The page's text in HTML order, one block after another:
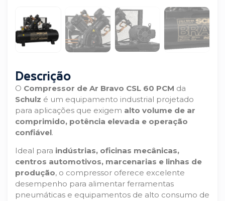
Descrição
O Compressor de Ar Bravo CSL 60 PCM da
Schulz é um equipamento industrial projetado
para aplicações que exigem alto volume de ar
comprimido, potência elevada e operação
confiável.
Ideal para indústrias, oficinas mecânicas,
centros automotivos, marcenarias e linhas de
produção, o compressor oferece excelente
desempenho para alimentar ferramentas
pneumáticas e equipamentos de alto consumo de